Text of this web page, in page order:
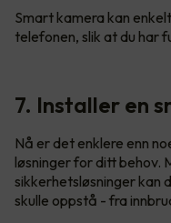
Smart kamera kan
telefonen, slik at du har
7. Installer en
Nå er det enklere enn
løsninger for ditt behov.
sikkerhetsløsninger kan
skulle oppstå - fra